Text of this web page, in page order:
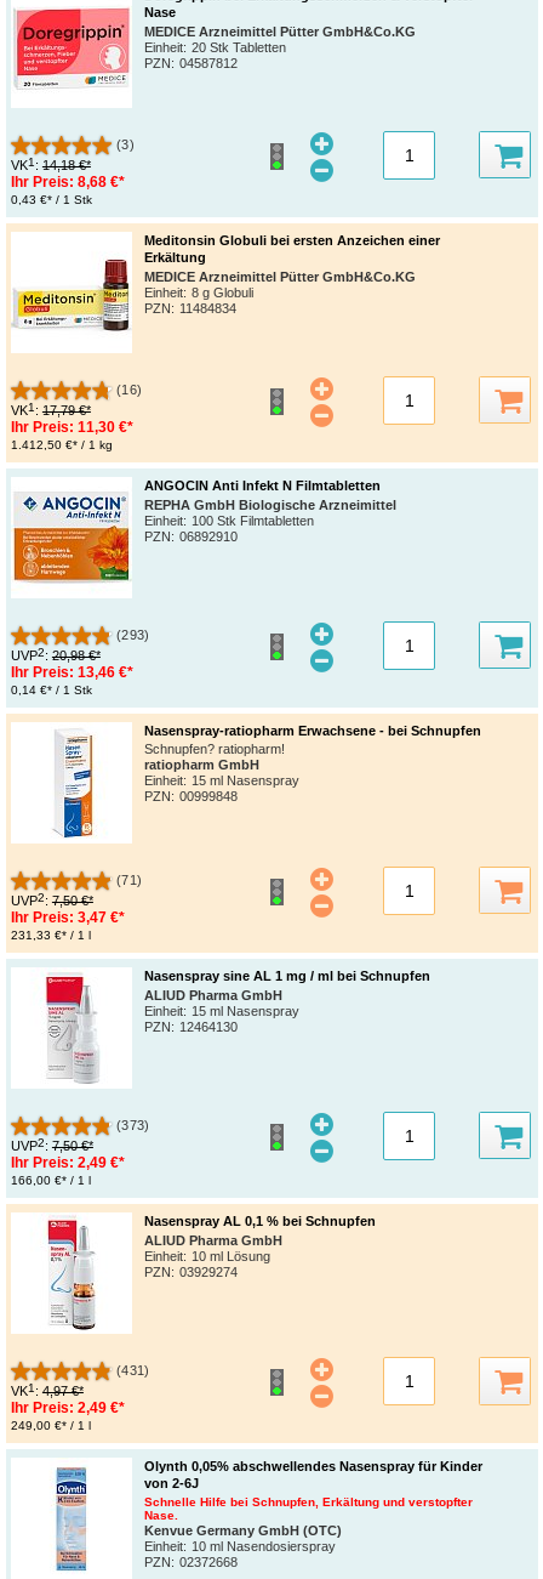
Nase
MEDICE Arzneimittel Pütter GmbH&Co.KG
Einheit: 20 Stk Tabletten
PZN: 04587812
(3)
VK1 : 14,18 €*
Ihr Preis: 8,68 €*
0,43 €* / 1 Stk
Meditonsin Globuli bei ersten Anzeichen einer
Erkältung
MEDICE Arzneimittel Pütter GmbH&Co.KG
Einheit: 8 g Globuli
PZN: 11484834
(16)
VK1 : 17,79 €*
Ihr Preis: 11,30 €*
1.412,50 €* / 1 kg
ANGOCIN Anti Infekt N Filmtabletten
REPHA GmbH Biologische Arzneimittel
Einheit: 100 Stk Filmtabletten
PZN: 06892910
(293)
UVP2: 20,98 €*
Ihr Preis: 13,46 €*
0,14 €* / 1 Stk
Nasenspray-ratiopharm Erwachsene - bei Schnupfen
Schnupfen? ratiopharm!
ratiopharm GmbH
Einheit: 15 ml Nasenspray
PZN: 00999848
(71)
UVP2: 7,50 €*
Ihr Preis: 3,47 €*
231,33 €* / 1 l
Nasenspray sine AL 1 mg / ml bei Schnupfen
ALIUD Pharma GmbH
Einheit: 15 ml Nasenspray
PZN: 12464130
(373)
UVP2: 7,50 €*
Ihr Preis: 2,49 €*
166,00 €* / 1 l
Nasenspray AL 0,1 % bei Schnupfen
ALIUD Pharma GmbH
Einheit: 10 ml Lösung
PZN: 03929274
(431)
VK1 : 4,97 €*
Ihr Preis: 2,49 €*
249,00 €* / 1 l
Olynth 0,05% abschwellendes Nasenspray für Kinder
von 2-6J
Schnelle Hilfe bei Schnupfen, Erkältung und verstopfter
Nase.
Kenvue Germany GmbH (OTC)
Einheit: 10 ml Nasendosierspray
PZN: 02372668